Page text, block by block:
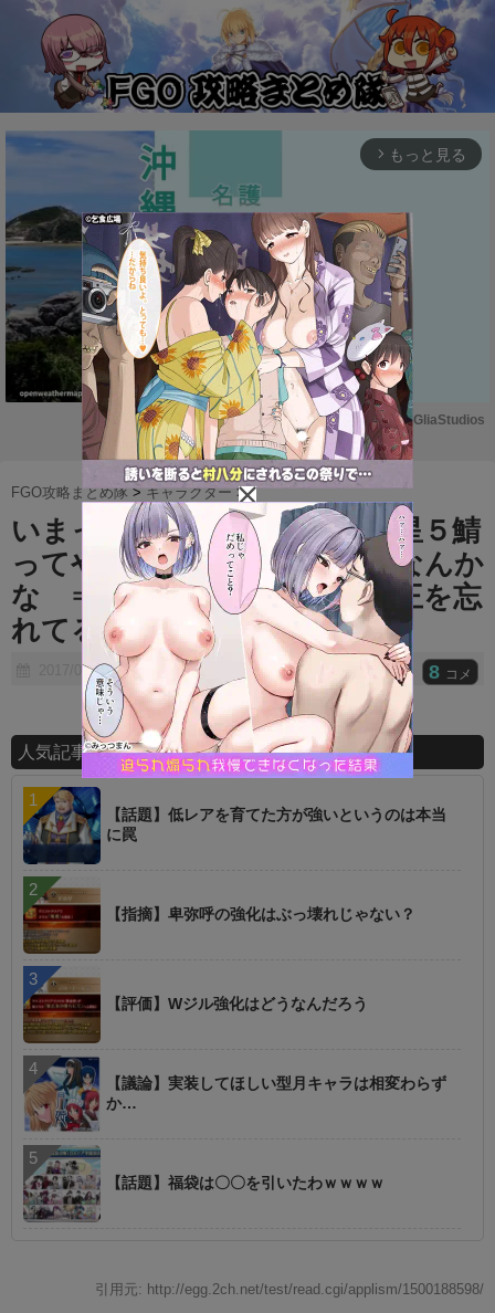
arrow_forward_ios もっと見る
M
u
t
e
Powered by GliaStudios
FGO攻略まとめ隊 >キャラクター >
いまって一番強化してほしい星５鯖
ってやっぱ不夜キャスが１位なんか
な ⇒ メインヒロインの青王を忘
れてるのか？
2017/07/16 8 コメ
人気記事ランキング
【話題】低レアを育てた方が強いというのは本当
に罠
【指摘】卑弥呼の強化はぶっ壊れじゃない？
【評価】Wジル強化はどうなんだろう
【議論】実装してほしい型月キャラは相変わらず
か…
【話題】福袋は〇〇を引いたわｗｗｗｗ
引用元: http://egg.2ch.net/test/read.cgi/applism/1500188598/